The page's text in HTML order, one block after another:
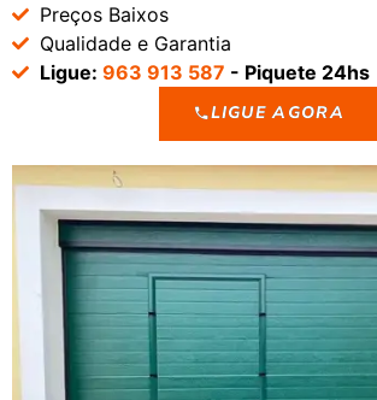
Preços Baixos
Qualidade e Garantia
Ligue: 963 913 587 - Piquete 24hs
LIGUE AGORA